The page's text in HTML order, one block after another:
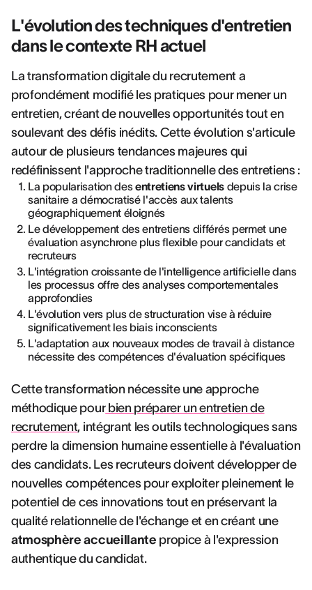
L'évolution des techniques d'entretien
dans le contexte RH actuel
La transformation digitale du recrutement a
profondément modifié les pratiques pour mener un
entretien, créant de nouvelles opportunités tout en
soulevant des défis inédits. Cette évolution s'articule
autour de plusieurs tendances majeures qui
redéfinissent l'approche traditionnelle des entretiens :
La popularisation desentretiens virtuelsdepuis la crise
sanitaire a démocratisé l'accès aux talents
géographiquement éloignés
Le développement des entretiens différés permet une
évaluation asynchrone plus flexible pour candidats et
recruteurs
L'intégration croissante de l'intelligence artificielle dans
les processus offre des analyses comportementales
approfondies
L'évolution vers plus de structuration vise à réduire
significativement les biais inconscients
L'adaptation aux nouveaux modes de travail à distance
nécessite des compétences d'évaluation spécifiques
Cette transformation nécessite une approche
méthodique pourbien préparer un entretien de
recrutement, intégrant les outils technologiques sans
perdre la dimension humaine essentielle à l'évaluation
des candidats. Les recruteurs doivent développer de
nouvelles compétences pour exploiter pleinement le
potentiel de ces innovations tout en préservant la
qualité relationnelle de l'échange et en créant une
atmosphère accueillante propice à l'expression
authentique du candidat.